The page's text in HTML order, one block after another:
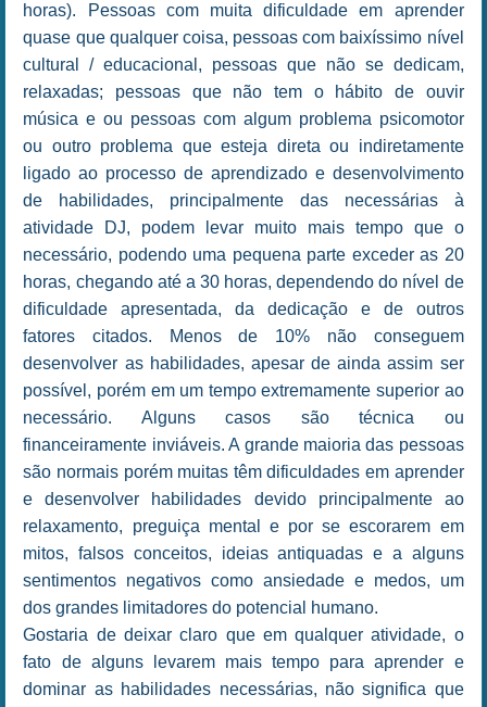
horas). Pessoas com muita dificuldade em aprender
quase que qualquer coisa, pessoas com baixíssimo nível
cultural / educacional, pessoas que não se dedicam,
relaxadas; pessoas que não tem o hábito de ouvir
música e ou pessoas com algum problema psicomotor
ou outro problema que esteja direta ou indiretamente
ligado ao processo de aprendizado e desenvolvimento
de habilidades, principalmente das necessárias à
atividade DJ, podem levar muito mais tempo que o
necessário, podendo uma pequena parte exceder as 20
horas, chegando até a 30 horas, dependendo do nível de
dificuldade apresentada, da dedicação e de outros
fatores citados. Menos de 10% não conseguem
desenvolver as habilidades, apesar de ainda assim ser
possível, porém em um tempo extremamente superior ao
necessário. Alguns casos são técnica ou
financeiramente inviáveis. A grande maioria das pessoas
são normais porém muitas têm dificuldades em aprender
e desenvolver habilidades devido principalmente ao
relaxamento, preguiça mental e por se escorarem em
mitos, falsos conceitos, ideias antiquadas e a alguns
sentimentos negativos como ansiedade e medos, um
dos grandes limitadores do potencial humano.
Gostaria de deixar claro que em qualquer atividade, o
fato de alguns levarem mais tempo para aprender e
dominar as habilidades necessárias, não significa que